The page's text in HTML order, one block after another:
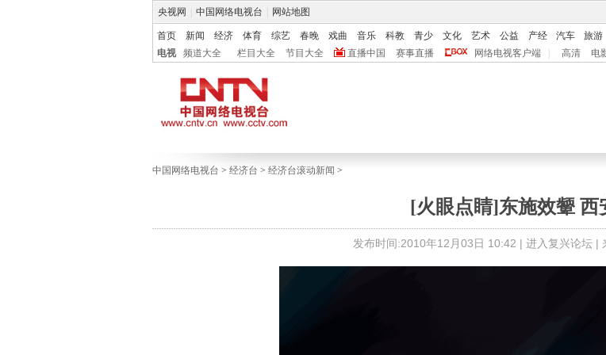
央视网 中国网络电视台 网站地图
首页 新闻 经济 体育 综艺 春晚 戏曲 音乐 科教 青少 文化 艺术 公益 产经 汽车 旅游
电视
频道大全 栏目大全 节目大全 直播中国 赛事直播 网络电视客户端 高清 电
中国网络电视台 > 经济台 > 经济台滚动新闻 >
[火眼点睛]东施效颦 西
发布时间:2010年12月03日 10:42 | 进入复兴论坛 |